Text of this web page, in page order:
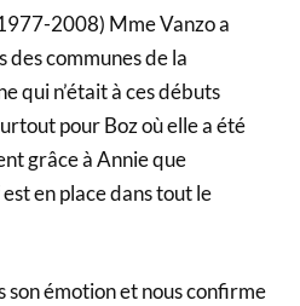
2008) Mme Vanzo a
communes de la
qui n’était à ces débuts
pour Boz où elle a été
grâce à Annie que
en place dans tout le
son émotion et nous confirme